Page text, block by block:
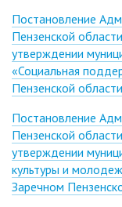
Постановление
Пензенской
утверждении
«Социальная
Пензенской
Постановление
Пензенской
утверждении
культуры и
Заречном